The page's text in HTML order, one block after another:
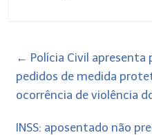
← Polícia Civil
pedidos de medida
ocorrência de violência
INSS: aposentado não